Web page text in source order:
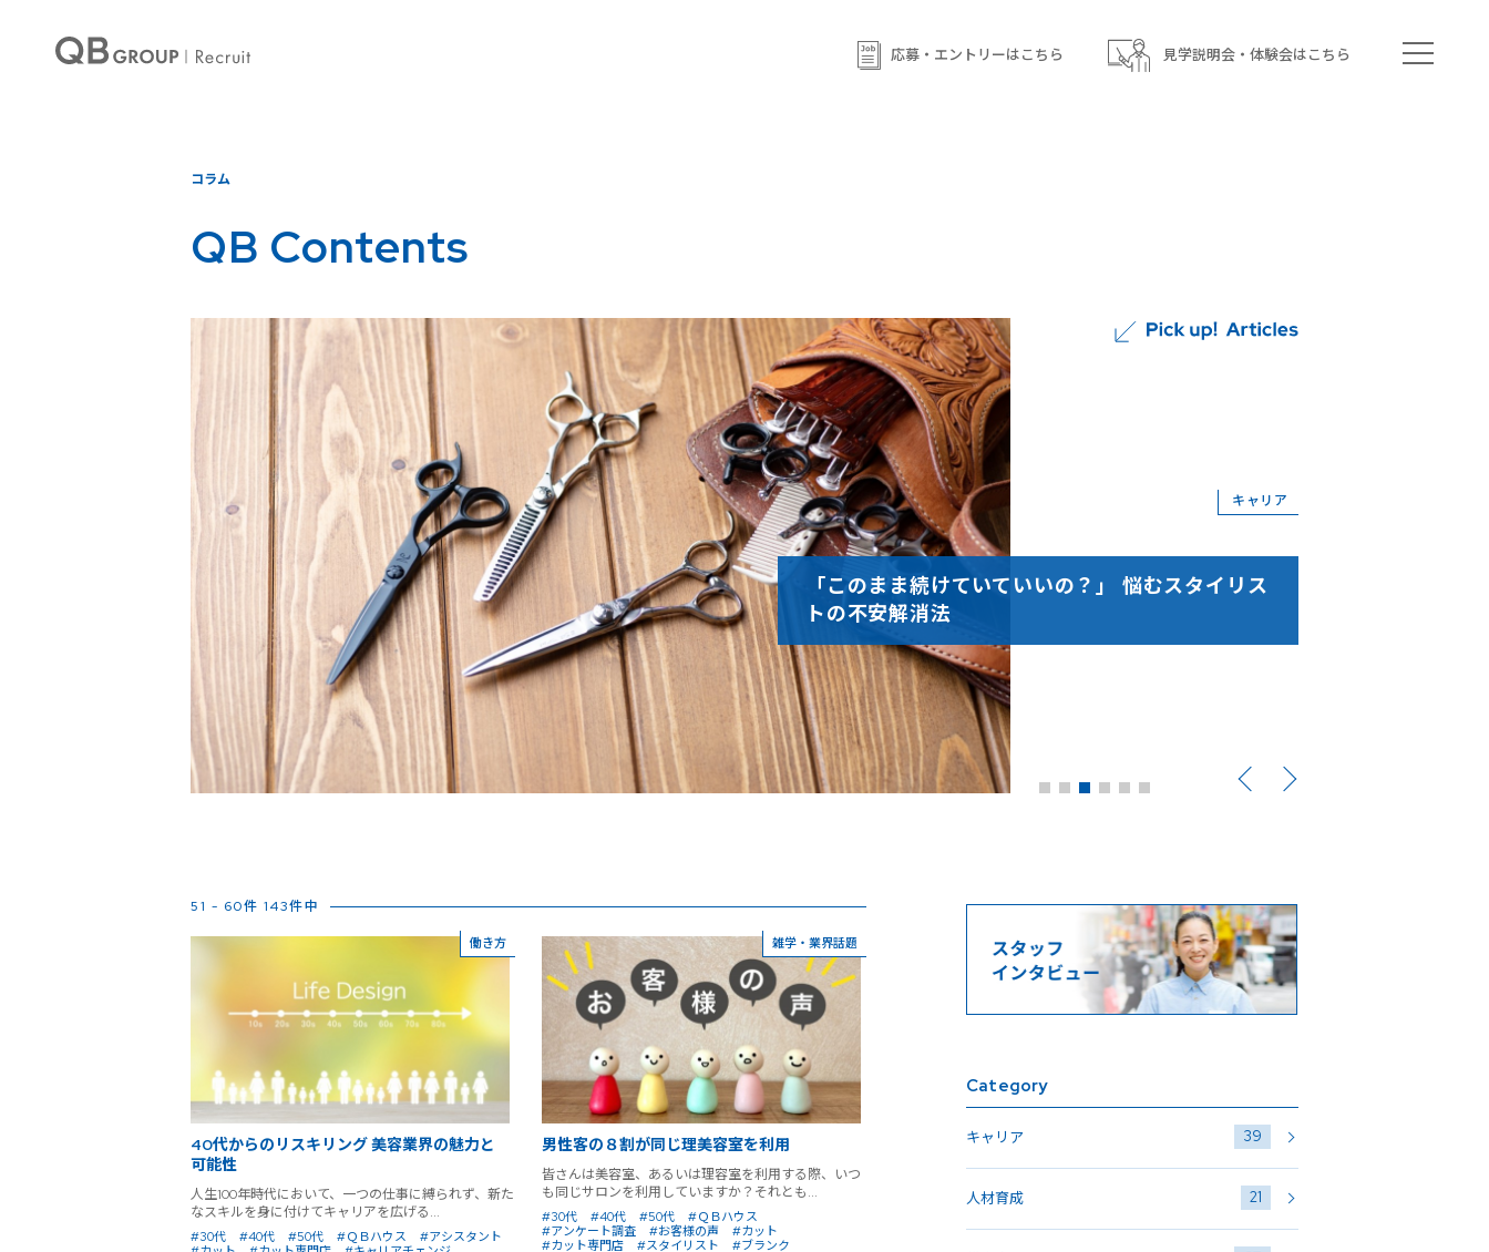
応募・エントリーはこちら 見学説明会・体験会はこちら
コラム
QB Contents
キャリア
「このまま続けていていいの？」 悩むスタイリス
トの不安解消法
51 - 60件 143件中
働き方
40代からのリスキリング 美容業界の魅力と
可能性
人生100年時代において、一つの仕事に縛られず、新た
なスキルを身に付けてキャリアを広げる...
#30代 #40代 #50代 #ＱＢハウス
#アシスタント
雑学・業界話題
男性客の８割が同じ理美容室を利用
皆さんは美容室、あるいは理容室を利用する際、いつ
も同じサロンを利用していますか？それとも...
#30代 #40代 #50代
#ＱＢハウス
#アンケート調査
#お客様の声
#カット
#カット専門店
#スタイリスト
#ブランク
Category
キャリア 39
人材育成 21